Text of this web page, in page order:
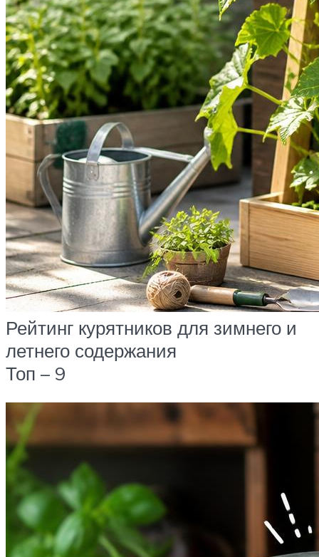
Рейтинг курятников для зимнего и
летнего содержания
Топ – 9